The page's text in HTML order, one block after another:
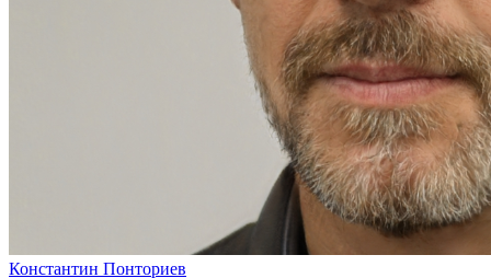
Константин Понториев